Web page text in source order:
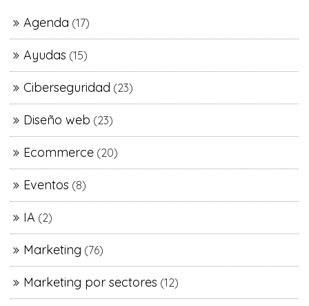
Agenda (17)
Ayudas (15)
Ciberseguridad (23)
Diseño web (23)
Ecommerce (20)
Eventos (8)
IA (2)
Marketing (76)
Marketing por sectores (12)